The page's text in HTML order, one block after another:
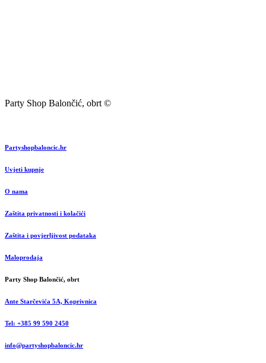
Party Shop Balončić, obrt ©
Partyshopbaloncic.hr
Uvjeti kupnje
O nama
Zaštita privatnosti i kolačići
Zaštita i povjerljivost podataka
Maloprodaja
Party Shop Balončić, obrt
Ante Starčevića 5A, Koprivnica
Tel: +385 99 590 2450
info@partyshopbaloncic.hr